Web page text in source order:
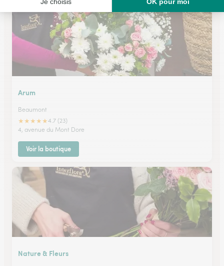
Arum
Beaumont
★★★★★4.7 (23)
4, avenue du Mont Dore
Voir la boutique
Nature & Fleurs